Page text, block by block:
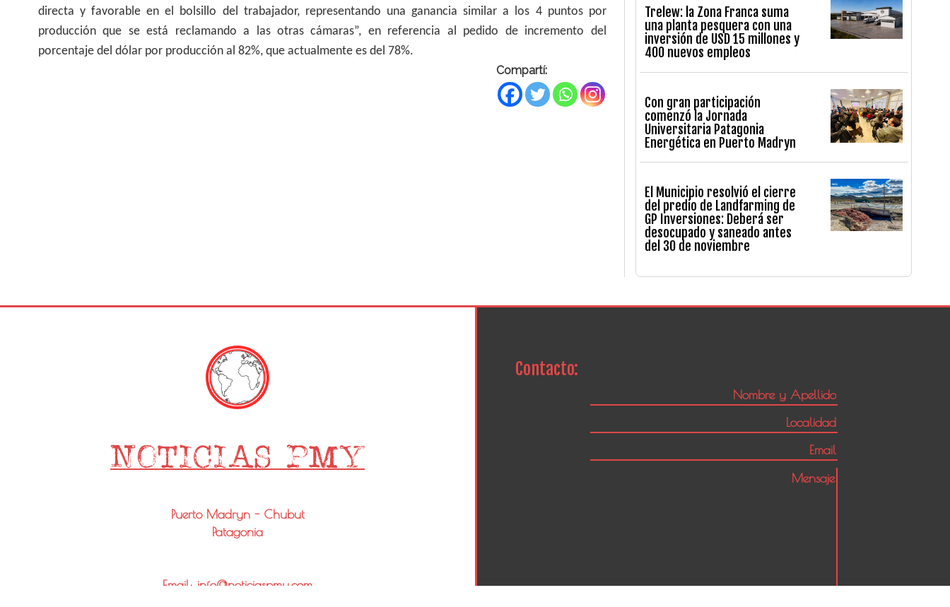
directa y favorable en el bolsillo del trabajador, representando una ganancia similar a los 4 puntos por
producción que se está reclamando a las otras cámaras”, en referencia al pedido de incremento del
porcentaje del dólar por producción al 82%, que actualmente es del 78%.
Compartí:
Trelew: la Zona Franca suma
una planta pesquera con una
inversión de USD 15 millones y
400 nuevos empleos
Con gran participación
comenzó la Jornada
Universitaria Patagonia
Energética en Puerto Madryn
El Municipio resolvió el cierre
del predio de Landfarming de
GP Inversiones: Deberá ser
desocupado y saneado antes
del 30 de noviembre
Puerto Madryn - Chubut
Patagonia
Email: info@noticiaspmy.com
Contacto: